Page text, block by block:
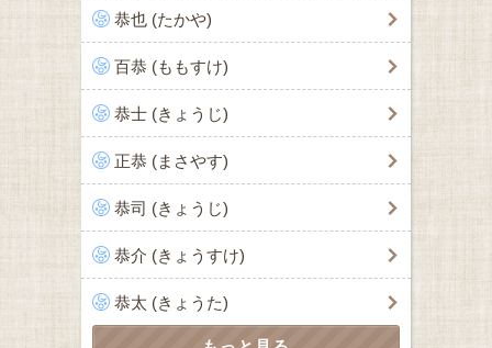
恭也 (たかや)
百恭 (ももすけ)
恭士 (きょうじ)
正恭 (まさやす)
恭司 (きょうじ)
恭介 (きょうすけ)
恭太 (きょうた)